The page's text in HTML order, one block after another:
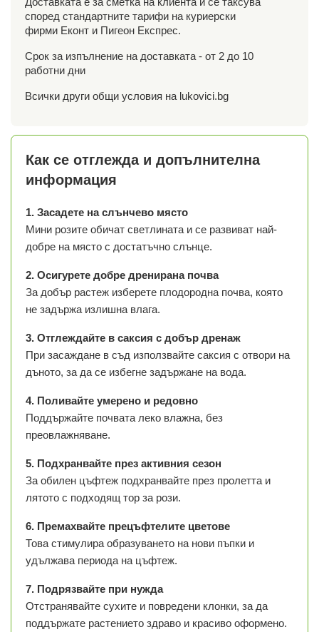
според стандартните тарифи на куриерски
фирми Еконт и Пигеон Експрес.
Срок за изпълнение на доставката - от 2 до 10
работни дни
Всички други общи условия на lukovici.bg
Как се отглежда и допълнителна
информация
1. Засадете на слънчево място
Мини розите обичат светлината и се развиват най-
добре на място с достатъчно слънце.
2. Осигурете добре дренирана почва
За добър растеж изберете плодородна почва, която
не задържа излишна влага.
3. Отглеждайте в саксия с добър дренаж
При засаждане в съд използвайте саксия с отвори на
дъното, за да се избегне задържане на вода.
4. Поливайте умерено и редовно
Поддържайте почвата леко влажна, без
преовлажняване.
5. Подхранвайте през активния сезон
За обилен цъфтеж подхранвайте през пролетта и
лятото с подходящ тор за рози.
6. Премахвайте прецъфтелите цветове
Това стимулира образуването на нови пъпки и
удължава периода на цъфтеж.
7. Подрязвайте при нужда
Отстранявайте сухите и повредени клонки, за да
поддържате растението здраво и красиво оформено.